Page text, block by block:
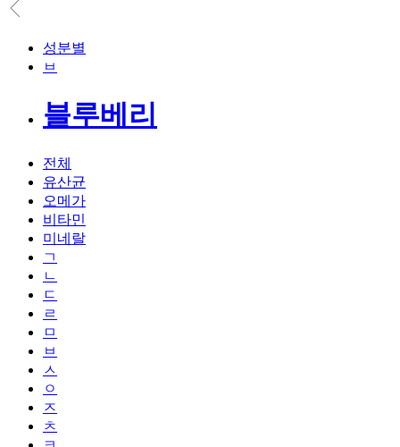
성분별
ㅂ
블루베리
전체
유산균
오메가
비타민
미네랄
ㄱ
ㄴ
ㄷ
ㄹ
ㅁ
ㅂ
ㅅ
ㅇ
ㅈ
ㅊ